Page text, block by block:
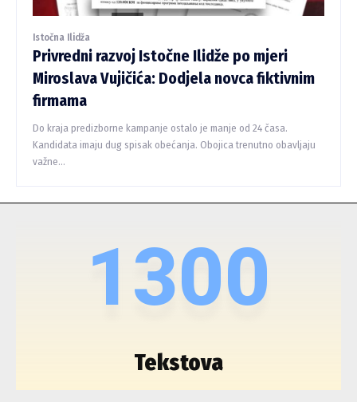
Istočna Ilidža
Privredni razvoj Istočne Ilidže po mjeri
Miroslava Vujičića: Dodjela novca fiktivnim
firmama
Do kraja predizborne kampanje ostalo je manje od 24 časa.
Kandidata imaju dug spisak obećanja. Obojica trenutno obavljaju
važne...
1300
Tekstova